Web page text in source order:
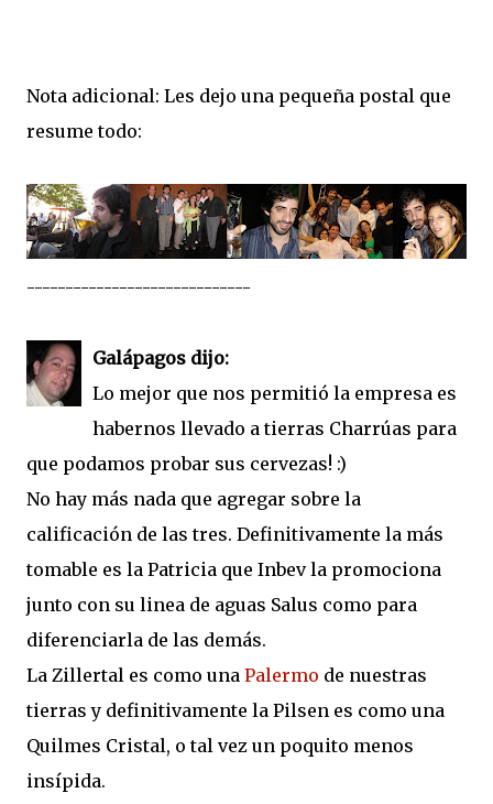
Nota adicional: Les dejo una pequeña postal que
resume todo:
-----------------------------
Galápagos dijo:
Lo mejor que nos permitió la empresa es
habernos llevado a tierras Charrúas para
que podamos probar sus cervezas! :)
No hay más nada que agregar sobre la
calificación de las tres. Definitivamente la más
tomable es la Patricia que Inbev la promociona
junto con su linea de aguas Salus como para
diferenciarla de las demás.
La Zillertal es como una Palermo de nuestras
tierras y definitivamente la Pilsen es como una
Quilmes Cristal, o tal vez un poquito menos
insípida.